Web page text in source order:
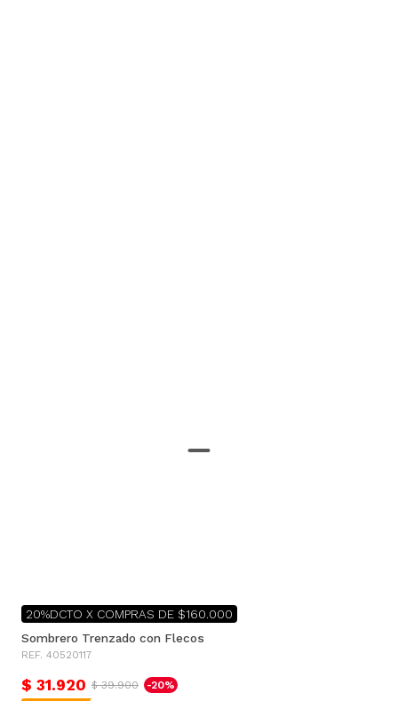
20%DCTO X COMPRAS DE $160.000
Sombrero Trenzado con Flecos
REF. 40520117
$ 31.920 $ 39.900 -20%